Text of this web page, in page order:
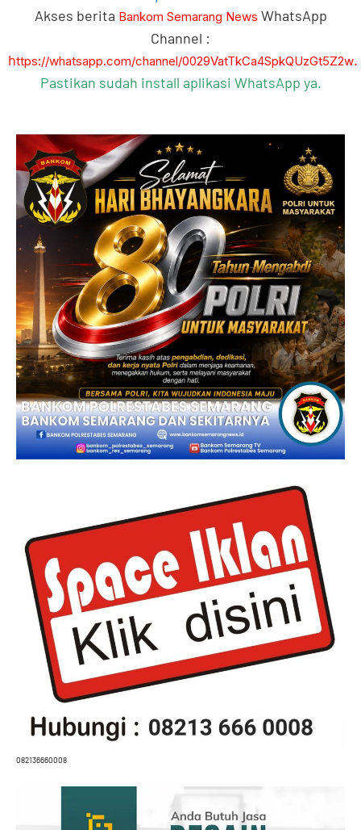
Akses berita Bankom Semarang News WhatsApp
Channel :
https://whatsapp.com/channel/0029VatTkCa4SpkQUzGt5Z2w.
Pastikan sudah install aplikasi WhatsApp ya.
082136660008